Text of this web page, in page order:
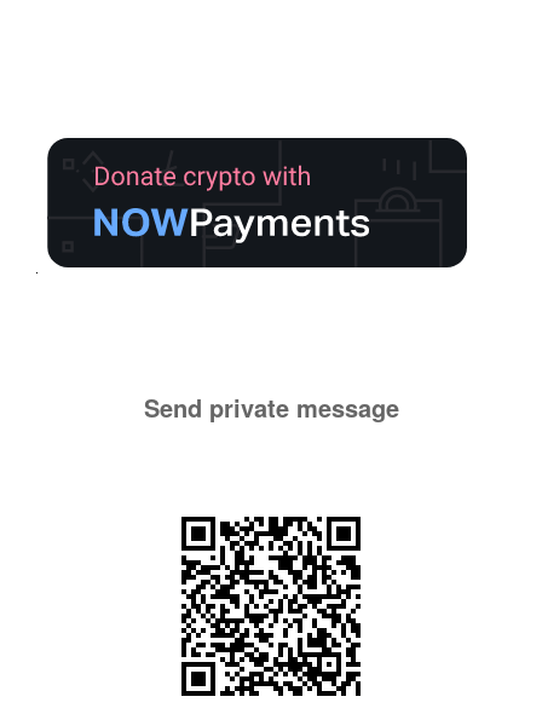
Send private message